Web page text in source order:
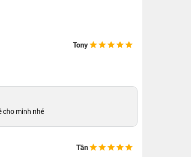
Tony
cho mình nhé
Tân